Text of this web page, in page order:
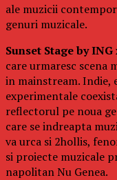
ale muzicii
genuri muzicale.
Sunset Stage by ING
care urmaresc scena
in mainstream.
experimentale
reflectorul pe noua
care se indreapta
va urca si 2hollis,
si proiecte muzicale
napolitan Nu Genea.